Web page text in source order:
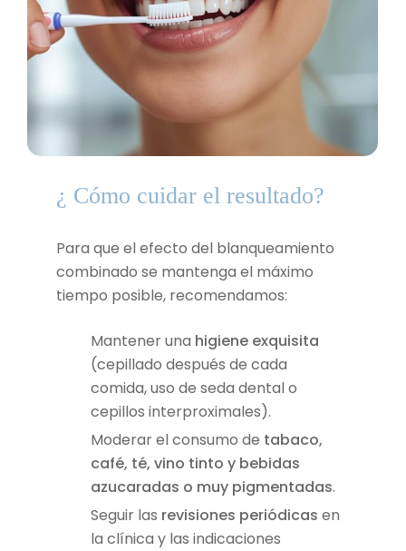
¿ Cómo cuidar el resultado?
Para que el efecto del blanqueamiento
combinado se mantenga el máximo
tiempo posible, recomendamos:
Mantener una higiene exquisita
(cepillado después de cada
comida, uso de seda dental o
cepillos interproximales).
Moderar el consumo de tabaco,
café, té, vino tinto y bebidas
azucaradas o muy pigmentadas.
Seguir las revisiones periódicas en
la clínica y las indicaciones